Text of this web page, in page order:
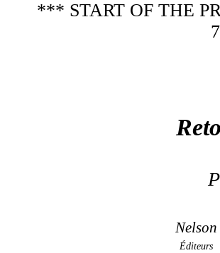
*** START OF THE
Nelson
Éditeurs